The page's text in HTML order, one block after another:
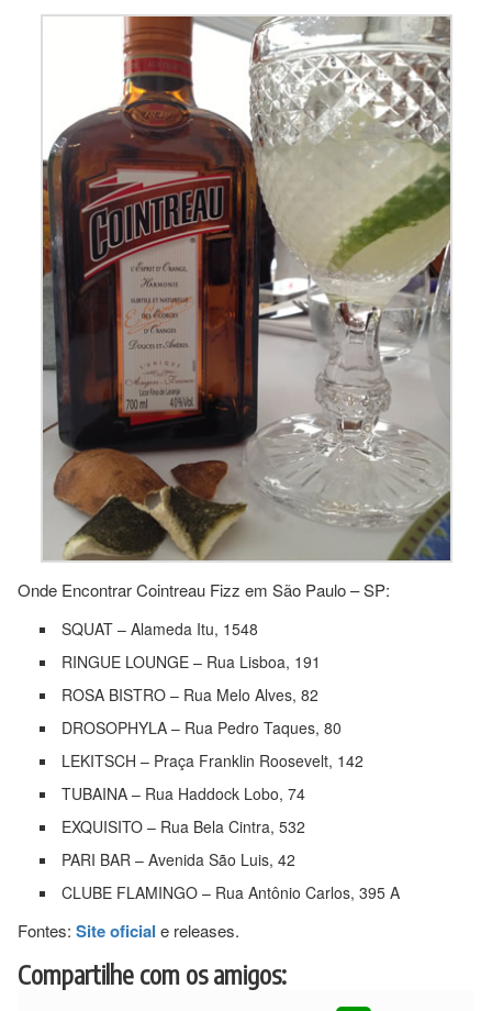
Onde Encontrar Cointreau Fizz em São Paulo – SP:
SQUAT – Alameda Itu, 1548
RINGUE LOUNGE – Rua Lisboa, 191
ROSA BISTRO – Rua Melo Alves, 82
DROSOPHYLA – Rua Pedro Taques, 80
LEKITSCH – Praça Franklin Roosevelt, 142
TUBAINA – Rua Haddock Lobo, 74
EXQUISITO – Rua Bela Cintra, 532
PARI BAR – Avenida São Luis, 42
CLUBE FLAMINGO – Rua Antônio Carlos, 395 A
Fontes: Site oficial e releases.
Compartilhe com os amigos: